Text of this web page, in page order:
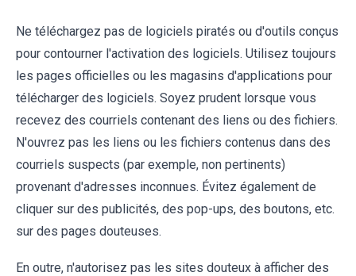
Ne téléchargez pas de logiciels piratés ou d'outils conçus
pour contourner l'activation des logiciels. Utilisez toujours
les pages officielles ou les magasins d'applications pour
télécharger des logiciels. Soyez prudent lorsque vous
recevez des courriels contenant des liens ou des fichiers.
N'ouvrez pas les liens ou les fichiers contenus dans des
courriels suspects (par exemple, non pertinents)
provenant d'adresses inconnues. Évitez également de
cliquer sur des publicités, des pop-ups, des boutons, etc.
sur des pages douteuses.
En outre, n'autorisez pas les sites douteux à afficher des